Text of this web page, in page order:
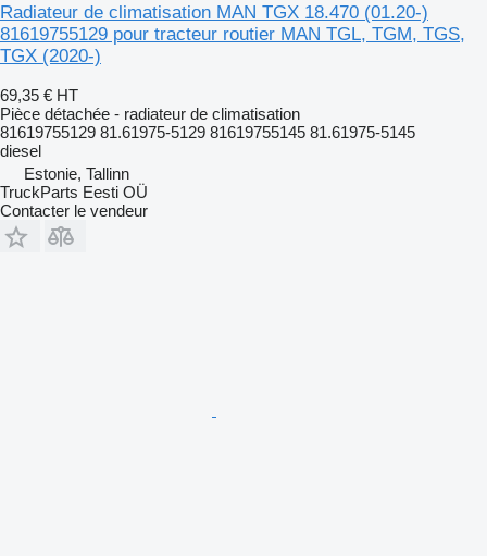
Radiateur de climatisation MAN TGX 18.470 (01.20-)
81619755129 pour tracteur routier MAN TGL, TGM, TGS,
TGX (2020-)
69,35 € HT
Pièce détachée - radiateur de climatisation
81619755129 81.61975-5129 81619755145 81.61975-5145
diesel
Estonie, Tallinn
TruckParts Eesti OÜ
Contacter le vendeur